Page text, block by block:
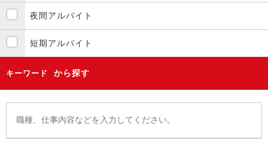
夜間アルバイト
短期アルバイト
キーワード から探す